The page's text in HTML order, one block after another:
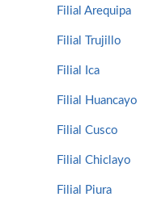
Filial Arequipa
Filial Trujillo
Filial Ica
Filial Huancayo
Filial Cusco
Filial Chiclayo
Filial Piura